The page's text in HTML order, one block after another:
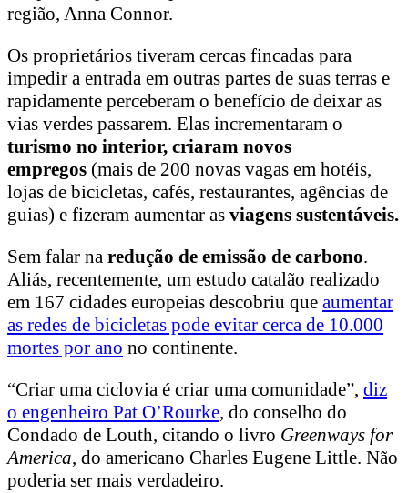
região, Anna Connor.
Os proprietários tiveram cercas fincadas para
impedir a entrada em outras partes de suas terras e
rapidamente perceberam o benefício de deixar as
vias verdes passarem. Elas incrementaram o
turismo no interior, criaram novos
empregos (mais de 200 novas vagas em hotéis,
lojas de bicicletas, cafés, restaurantes, agências de
guias) e fizeram aumentar as viagens sustentáveis.
Sem falar na redução de emissão de carbono.
Aliás, recentemente, um estudo catalão realizado
em 167 cidades europeias descobriu que aumentar
as redes de bicicletas pode evitar cerca de 10.000
mortes por ano no continente.
“Criar uma ciclovia é criar uma comunidade”, diz
o engenheiro Pat O’Rourke, do conselho do
Condado de Louth, citando o livro Greenways for
America, do americano Charles Eugene Little. Não
poderia ser mais verdadeiro.